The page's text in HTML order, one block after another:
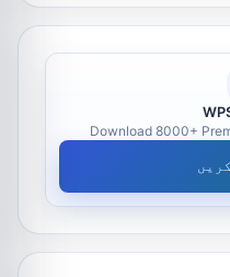
Download 8000+